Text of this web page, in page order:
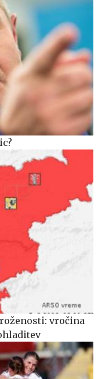
vročina